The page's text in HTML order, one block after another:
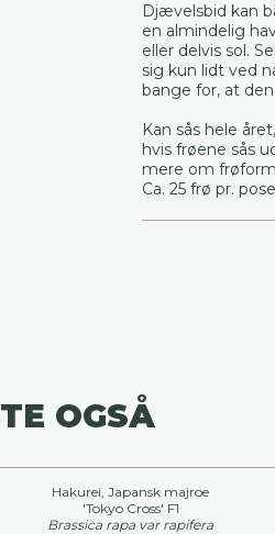
Djævelsbid kan
en almindelig
eller delvis sol.
sig kun lidt ved
bange for, at
Kan sås hele
hvis frøene sås
mere om
Ca. 25 frø pr.
OGSÅ
Hakurei, Japansk majroe
'Tokyo Cross' F1
Brassica rapa var rapifera